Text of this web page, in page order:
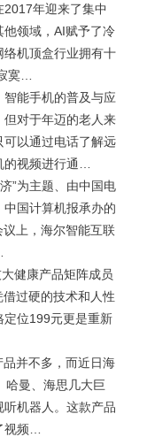
年迎来了集中
领域，AI赋予了冷
机顶盒行业拥有十
寞…
能手机的普及与应
但对于年迈的老人来
以通过电话了解远
视频进行通…
”为主题、由中国电
国计算机报承办的
上，海尔智能互联
健康产品矩阵成员
过硬的技术和人性
定位199元更是重新
并不多，而近日海
哈曼、海思几大巨
机器人。这款产品
视频…